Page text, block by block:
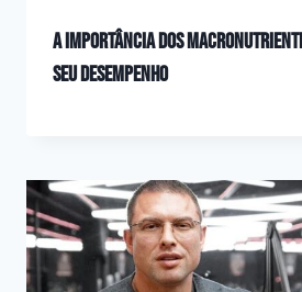
A importância dos
seu desempenho